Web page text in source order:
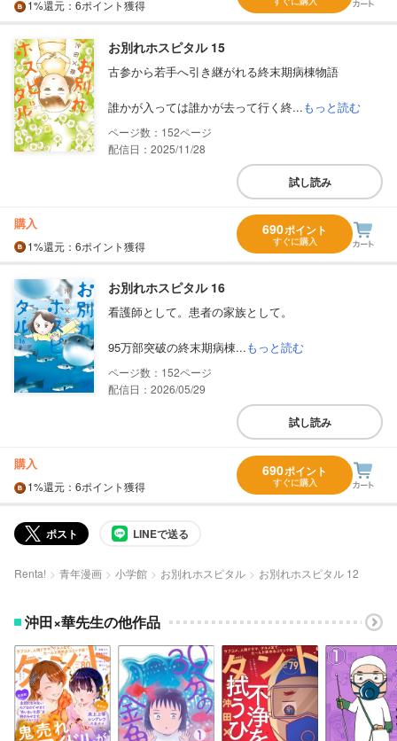
1%還元 ：6ポイント獲得
お別れホスピタル 15
古参から若手へ引き継がれる終末期病棟物語
誰かが入っては誰かが去って行く終...もっと読む
152
配信日：2025/11/28
試し読み
購入
1%還元 ：6ポイント獲得
690ポイント
すぐに購入
お別れホスピタル 16
看護師として。患者の家族として。
95万部突破の終末期病棟...もっと読む
152
配信日：2026/05/29
試し読み
購入
1%還元 ：6ポイント獲得
690ポイント
すぐに購入
ポスト LINEで送る
Renta! 青年漫画 小学館 お別れホスピタル お別れホスピタル 12
沖田×華先生の他作品